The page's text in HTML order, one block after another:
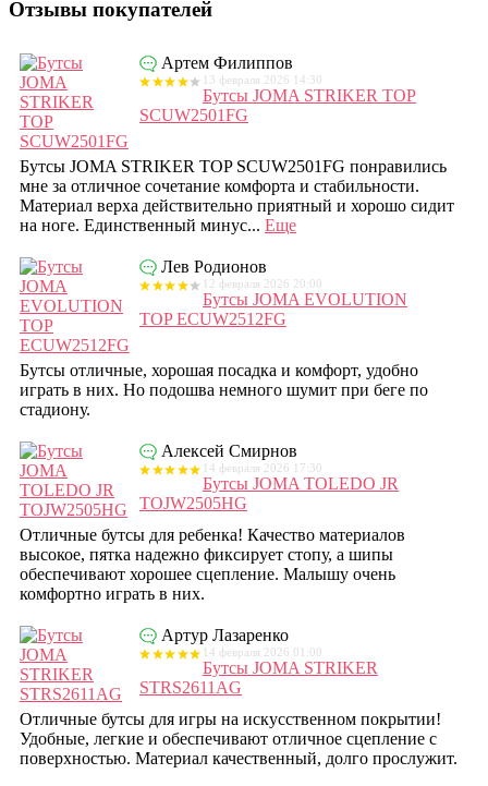
Отзывы покупателей
Артем Филиппов
13 февраля 2026 14:30
Бутсы JOMA STRIKER TOP
SCUW2501FG
Бутсы JOMA STRIKER TOP SCUW2501FG понравились
мне за отличное сочетание комфорта и стабильности.
Материал верха действительно приятный и хорошо сидит
на ноге. Единственный минус... Еще
Лев Родионов
12 февраля 2026 20:00
Бутсы JOMA EVOLUTION
TOP ECUW2512FG
Бутсы отличные, хорошая посадка и комфорт, удобно
играть в них. Но подошва немного шумит при беге по
стадиону.
Алексей Смирнов
14 февраля 2026 17:30
Бутсы JOMA TOLEDO JR
TOJW2505HG
Отличные бутсы для ребенка! Качество материалов
высокое, пятка надежно фиксирует стопу, а шипы
обеспечивают хорошее сцепление. Малышу очень
комфортно играть в них.
Артур Лазаренко
14 февраля 2026 01:00
Бутсы JOMA STRIKER
STRS2611AG
Отличные бутсы для игры на искусственном покрытии!
Удобные, легкие и обеспечивают отличное сцепление с
поверхностью. Материал качественный, долго прослужит.